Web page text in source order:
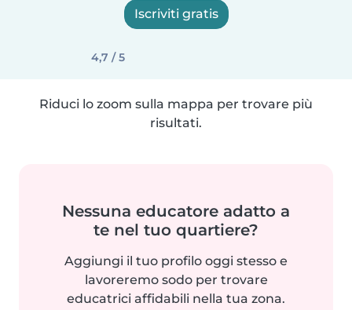
Iscriviti gratis
4,7 / 5
Riduci lo zoom sulla mappa per trovare più
risultati.
Nessuna educatore adatto a
te nel tuo quartiere?
Aggiungi il tuo profilo oggi stesso e
lavoreremo sodo per trovare
educatrici affidabili nella tua zona.